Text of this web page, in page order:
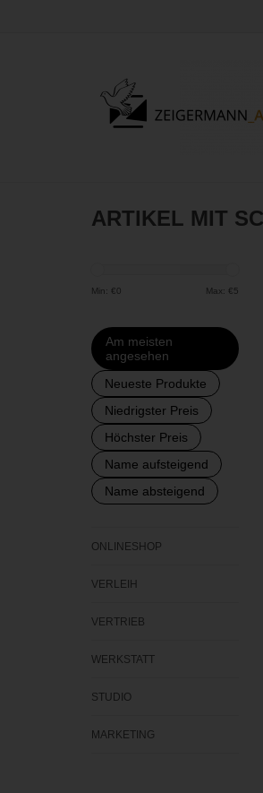
ARTIKEL MIT
Min: € 0 Max: €5
Am meisten
angesehen
Neueste Produkte
Niedrigster Preis
Höchster Preis
Name aufsteigend
Name absteigend
ONLINESHOP
VERLEIH
VERTRIEB
WERKSTATT
STUDIO
MARKETING